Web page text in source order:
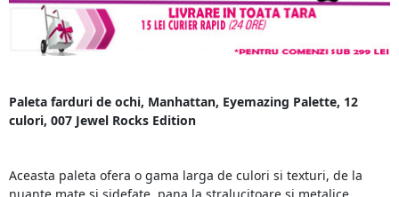
Paleta farduri de ochi, Manhattan, Eyemazing Palette, 12
culori, 007 Jewel Rocks Edition
Aceasta paleta ofera o gama larga de culori si texturi, de la